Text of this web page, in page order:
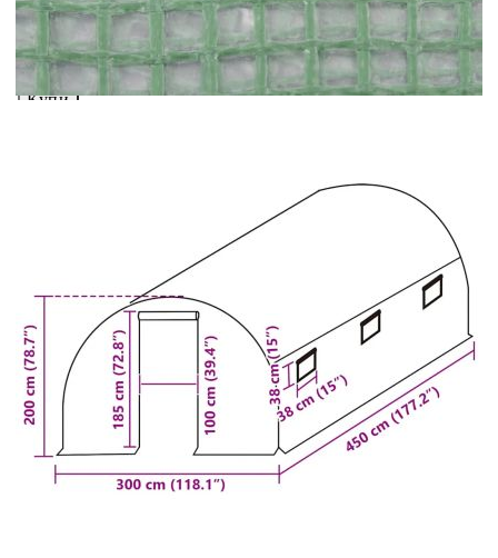
Acest tabel are caracter informativ. Adăugați produsul în
coșul de cumpărături unde veți putea selecta detaliile
cererii de creditare.
Предоставената таблица е с информационна цел.
Добавете продукта в количката си с бутона "Добави в
количката" и при поръчка ще можете да изберете броя
вноски на кредита.
Предоставената таблица е с информационна цел.
Добавете продукта в количката си с бутона "Добави в
количката" и при поръчка ще можете да изберете броя
вноски на кредита.
Предоставената таблица е с информационна цел.
Добавете продукта в количката си с бутона "Добави в
количката" и при поръчка ще можете да изберете броя